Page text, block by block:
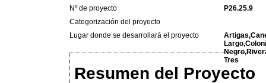
Nº de proyecto
P26.25.9
Categorización del proyecto
Lugar donde se desarrollará el proyecto
Tres
Resumen del Proyecto